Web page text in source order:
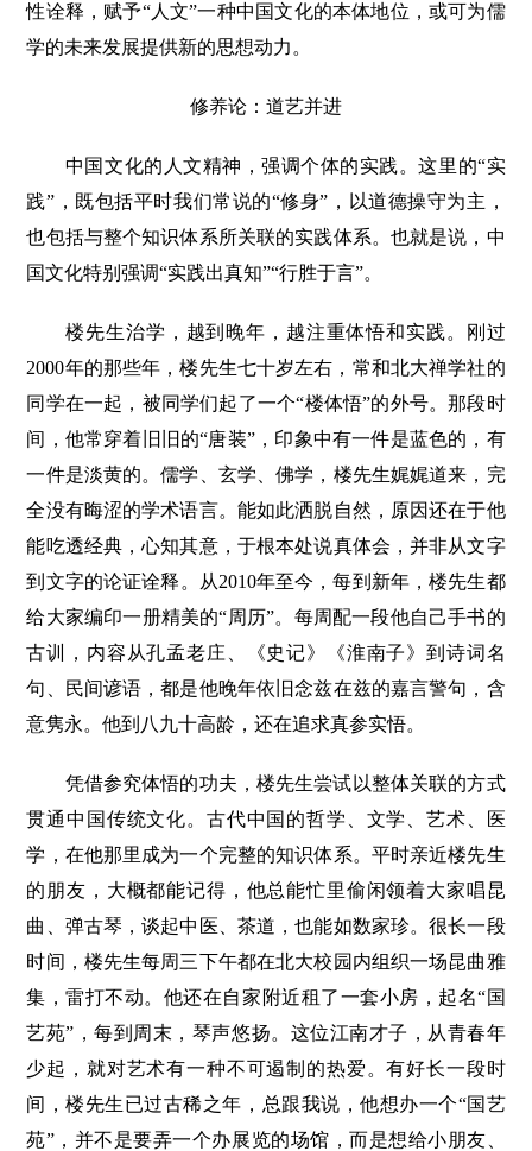
性诠释，赋予“人文”一种中国文化的本体地位，或可为儒
学的未来发展提供新的思想动力。
修养论：道艺并进
中国文化的人文精神，强调个体的实践。这里的“实
践”，既包括平时我们常说的“修身”，以道德操守为主，
也包括与整个知识体系所关联的实践体系。也就是说，中
国文化特别强调“实践出真知”“行胜于言”。
楼先生治学，越到晚年，越注重体悟和实践。刚过
2000年的那些年，楼先生七十岁左右，常和北大禅学社的
同学在一起，被同学们起了一个“楼体悟”的外号。那段时
间，他常穿着旧旧的“唐装”，印象中有一件是蓝色的，有
一件是淡黄的。儒学、玄学、佛学，楼先生娓娓道来，完
全没有晦涩的学术语言。能如此洒脱自然，原因还在于他
能吃透经典，心知其意，于根本处说真体会，并非从文字
到文字的论证诠释。从2010年至今，每到新年，楼先生都
给大家编印一册精美的“周历”。每周配一段他自己手书的
古训，内容从孔孟老庄、《史记》《淮南子》到诗词名
句、民间谚语，都是他晚年依旧念兹在兹的嘉言警句，含
意隽永。他到八九十高龄，还在追求真参实悟。
凭借参究体悟的功夫，楼先生尝试以整体关联的方式
贯通中国传统文化。古代中国的哲学、文学、艺术、医
学，在他那里成为一个完整的知识体系。平时亲近楼先生
的朋友，大概都能记得，他总能忙里偷闲领着大家唱昆
曲、弹古琴，谈起中医、茶道，也能如数家珍。很长一段
时间，楼先生每周三下午都在北大校园内组织一场昆曲雅
集，雷打不动。他还在自家附近租了一套小房，起名“国
艺苑”，每到周末，琴声悠扬。这位江南才子，从青春年
少起，就对艺术有一种不可遏制的热爱。有好长一段时
间，楼先生已过古稀之年，总跟我说，他想办一个“国艺
苑”，并不是要弄一个办展览的场馆，而是想给小朋友、